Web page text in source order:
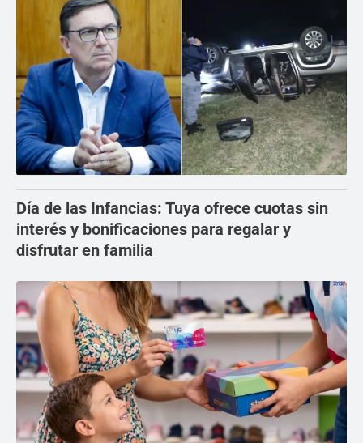
Día de las Infancias: Tuya ofrece cuotas sin
interés y bonificaciones para regalar y
disfrutar en familia